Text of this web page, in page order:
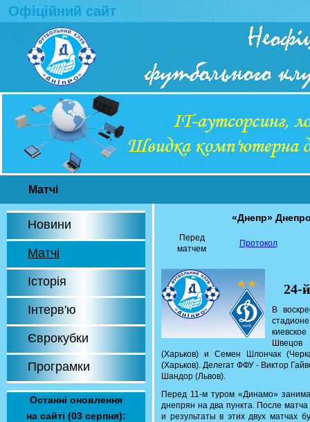
Офіційний сайт
Матчі
Новини
Матчі
Історія
Інтерв'ю
Єврокубки
Програмки
Останні оновлення
на сайті (03 серпня):
«Днепр»
Перед
матчем
Протокол
24-
В
Швецов
(Харьков) и Семен Шлончак
(Харьков). Делегат ФФУ - Виктор
Шандор (Львов).
Перед 11-м туром «Динамо»
днепрян на два пункта. После
и результаты в этих двух матчах